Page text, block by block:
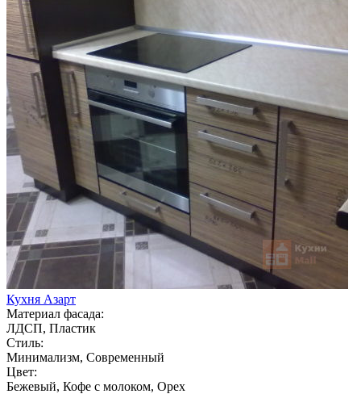
Кухня Азарт
Материал фасада:
ЛДСП, Пластик
Стиль:
Минимализм, Современный
Цвет:
Бежевый, Кофе с молоком, Орех